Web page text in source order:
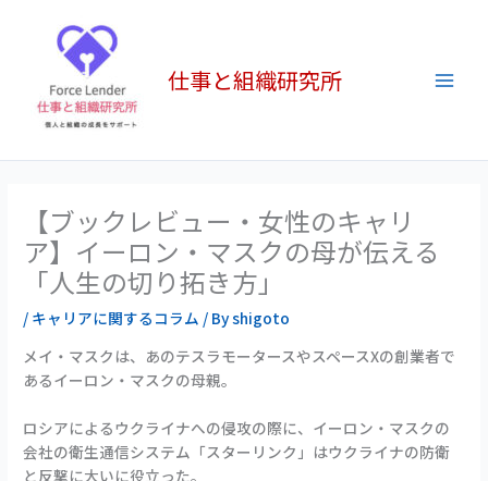
プ
仕事と組織研究所
【ブックレビュー・女性のキャリ
ア】イーロン・マスクの母が伝える
「人生の切り拓き方」
/ キャリアに関するコラム / Byshigoto
メイ・マスクは、あのテスラモータースやスペースXの創業者で
あるイーロン・マスクの母親。
ロシアによるウクライナへの侵攻の際に、イーロン・マスクの
会社の衛生通信システム「スターリンク」はウクライナの防衛
と反撃に大いに役立った。